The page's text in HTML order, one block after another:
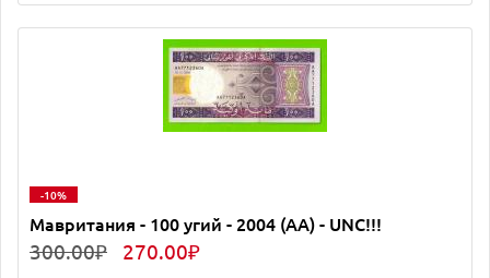
-10%
Мавритания - 100 угий - 2004 (AA) - UNC!!!
300.00₽ 270.00₽